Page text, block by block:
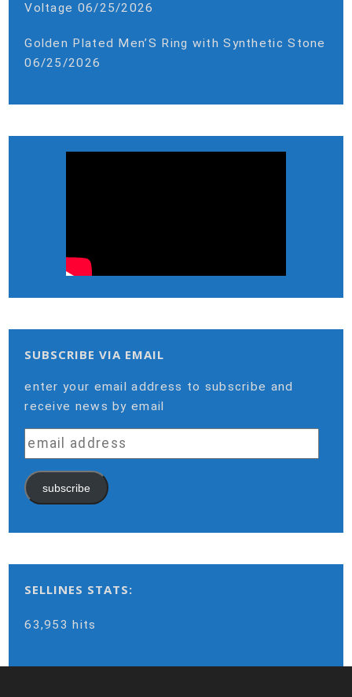
Voltage 06/25/2026
Golden Plated Men’S Ring with Synthetic Stone
06/25/2026
SUBSCRIBE VIA EMAIL
enter your email address to subscribe and
receive news by email
email
address
subscribe
SELLINES STATS:
63,953 hits